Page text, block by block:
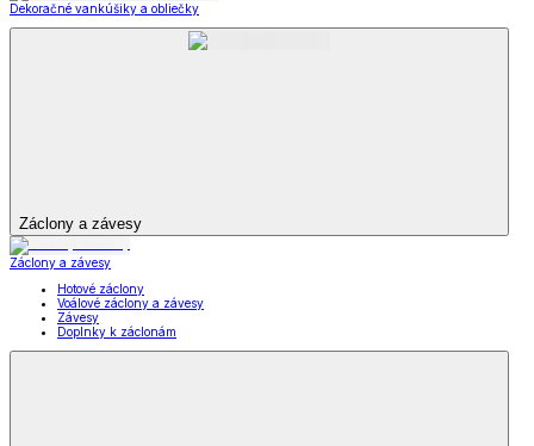
Dekoračné vankúšiky a obliečky
Záclony a závesy
Záclony a závesy
Hotové záclony
Voálové záclony a závesy
Závesy
Doplnky k záclonám